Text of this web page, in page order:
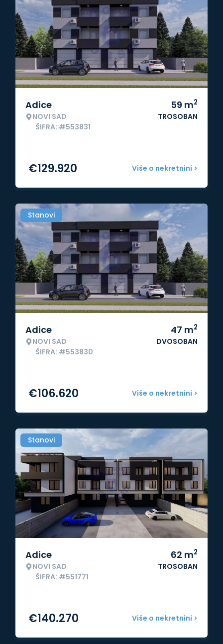
Adice
NOVI SAD
ŠIFRA: #553831
59 m2
TROSOBAN
Više o nekretnini >
€129.920
Stanovi
Adice
NOVI SAD
ŠIFRA: #553830
47 m2
DVOSOBAN
Više o nekretnini >
€106.620
Stanovi
Adice
NOVI SAD
ŠIFRA: #551771
62 m2
TROSOBAN
Više o nekretnini >
€140.270